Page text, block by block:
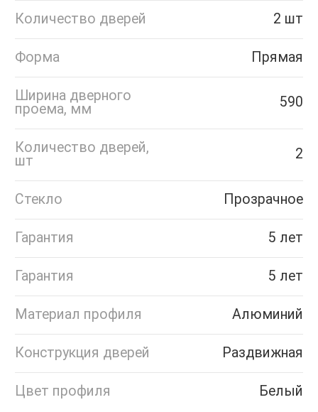
Количество дверей 2 шт
Форма Прямая
Ширина дверного
проема, мм
590
Количество дверей,
шт
2
Стекло Прозрачное
Гарантия 5 лет
Гарантия 5 лет
Материал профиля Алюминий
Конструкция дверей Раздвижная
Цвет профиля Белый